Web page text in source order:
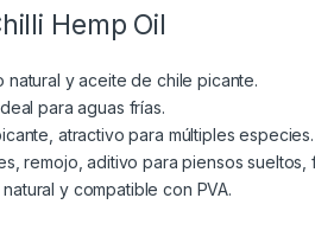
Hemp Oil
natural y aceite de chile picante.
para aguas frías.
atractivo para múltiples especies.
remojo, aditivo para piensos sueltos,
y compatible con PVA.